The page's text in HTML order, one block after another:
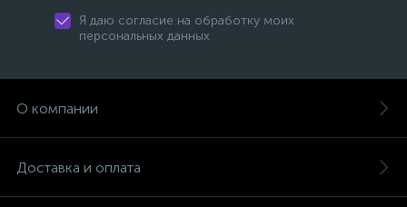
Я даю согласие на обработку моих
персональных данных
О компании
Доставка и оплата